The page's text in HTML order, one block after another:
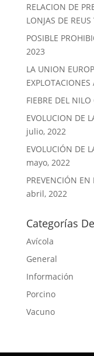
RELACION DE
LONJAS DE
POSIBLE
2023
LA UNION
EXPLOTACIONES
FIEBRE DEL
EVOLUCION DE
julio, 2022
EVOLUCIÓN DE
mayo, 2022
PREVENCIÓN EN
abril, 2022
Categorías
Avícola
General
Información
Porcino
Vacuno